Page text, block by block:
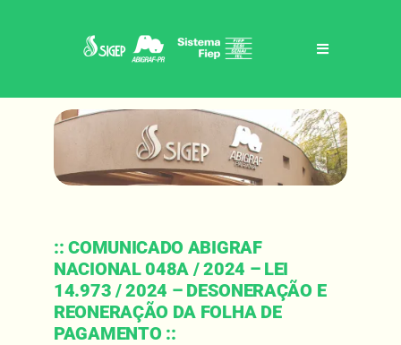
Toggle
Home
Eventos
Notícias
:: COMUNICADO ABIGRAF
NACIONAL 048A / 2024 – LEI
14.973 / 2024 – DESONERAÇÃO E
REONERAÇÃO DA FOLHA DE
PAGAMENTO ::